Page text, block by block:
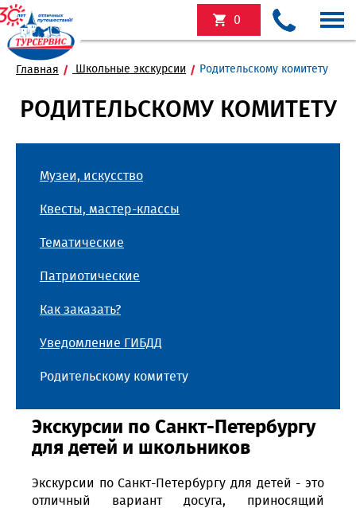
0
Главная Школьные экскурсии Родительскому комитету
РОДИТЕЛЬСКОМУ КОМИТЕТУ
Музеи, искусство
Квесты, мастер-классы
Тематические
Патриотические
Как заказать?
Уведомление ГИБДД
Родительскому комитету
Экскурсии по Санкт-Петербургу
для детей и школьников
Экскурсии по Санкт-Петербургу для детей - это
отличный вариант досуга, приносящий